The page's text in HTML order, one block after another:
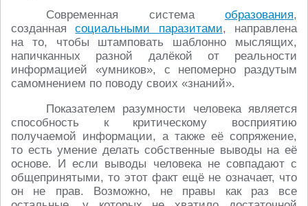
Современная система образования,
созданнаясоциальными паразитами, направлена
на то, чтобы штамповать шаблонно мыслящих,
напичканных разной далёкой от реальности
информацией «умников», с непомерно раздутым
самомнением по поводу своих «знаний».
Показателем разумности человека является
способность к критическому восприятию
получаемой информации, а также её сопряжение,
то есть умение делать собственные выводы на её
основе. И если выводы человека не совпадают с
общепринятыми, то этот факт ещё не означает, что
он не прав. Возможно, не правы как раз все